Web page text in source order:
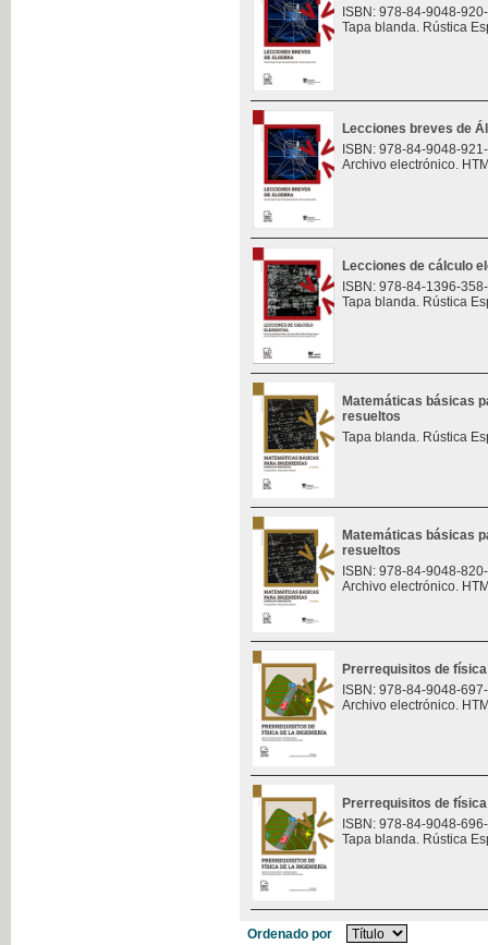
ISBN: 978-84-9048-
Tapa blanda. Rústica
Lecciones breves de
ISBN: 978-84-9048-
Archivo electrónico.
Lecciones de cálculo
ISBN: 978-84-1396-
Tapa blanda. Rústica
Matemáticas básicas
resueltos
Tapa blanda. Rústica
Matemáticas básicas
resueltos
ISBN: 978-84-9048-
Archivo electrónico.
Prerrequisitos de
ISBN: 978-84-9048-
Archivo electrónico.
Prerrequisitos de
ISBN: 978-84-9048-
Tapa blanda. Rústica
Ordenado por